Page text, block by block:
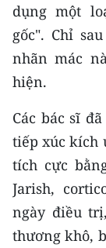
Media Chính
Media Kinh
Media Văn hóa
Media Xã hội
Media Pháp
Media Du lịch
Media Thế
dụng một
gốc". Chỉ
nhãn mác
hiện.
Các bác sĩ
tiếp xúc kích
tích cực
Jarish,
ngày điều
thương khô,